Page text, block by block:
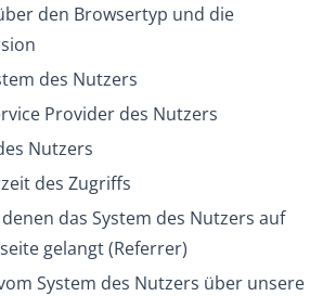
den Browsertyp und die
des Nutzers
Provider des Nutzers
Nutzers
des Zugriffs
das System des Nutzers auf
gelangt (Referrer)
System des Nutzers über unsere